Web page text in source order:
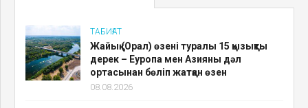
ТАБИҒАТ
Жайық (Орал) өзені туралы 15 қызықты
дерек – Еуропа мен Азияны дәл
ортасынан бөліп жатқан өзен
08.08.2026